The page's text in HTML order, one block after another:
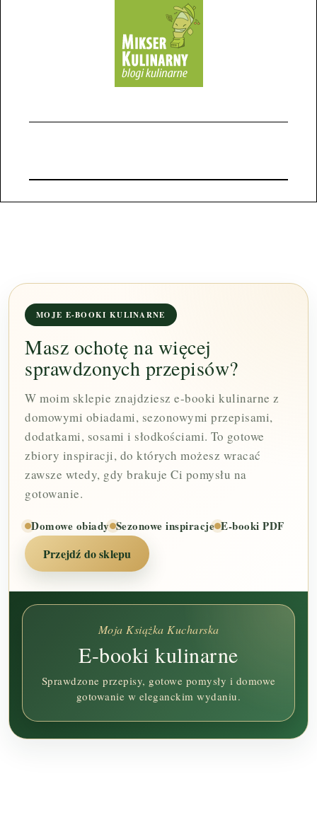
MOJE E-BOOKI KULINARNE
Masz ochotę na więcej
sprawdzonych przepisów?
W moim sklepie znajdziesz e-booki kulinarne z
domowymi obiadami, sezonowymi przepisami,
dodatkami, sosami i słodkościami. To gotowe
zbiory inspiracji, do których możesz wracać
zawsze wtedy, gdy brakuje Ci pomysłu na
gotowanie.
Domowe obiady Sezonowe inspiracje E-booki PDF
Przejdź do sklepu
Moja Książka Kucharska
E-booki kulinarne
Sprawdzone przepisy, gotowe pomysły i domowe
gotowanie w eleganckim wydaniu.